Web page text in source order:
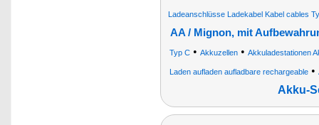
Ladeanschlüsse Ladekabel Kabel cables
AA / Mignon, mit
Typ C• Akkuzellen• Akkuladestationen
Laden aufladen aufladbare rechargeable•
Akku-